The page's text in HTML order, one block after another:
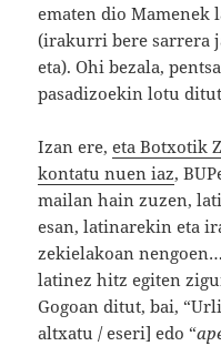
ematen dio Mamenek
(irakurri bere sarrera
eta). Ohi bezala,
pasadizoekin lotu
Izan ere,eta Botxotik
kontatu nuen iaz,
mailan hain zuzen,
esan, latinarekin eta
zekielakoan
latinez hitz egiten
Gogoan ditut, bai,
altxatu / eseri] edo “